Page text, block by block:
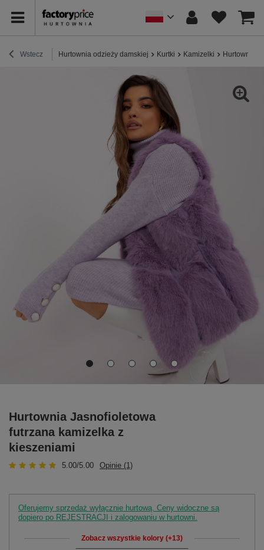
Wstecz Hurtownia odzieży damskiej Kurtki Kamizelki Hurtownia
Hurtownia Jasnofioletowa
futrzana kamizelka z
kieszeniami
5.00/5.00 Opinie (1)
Oferujemy sprzedaż wyłącznie hurtową. Ceny widoczne są
dopiero po REJESTRACJI i zalogowaniu w hurtowni.
Zobacz wszystkie kolory (+13)